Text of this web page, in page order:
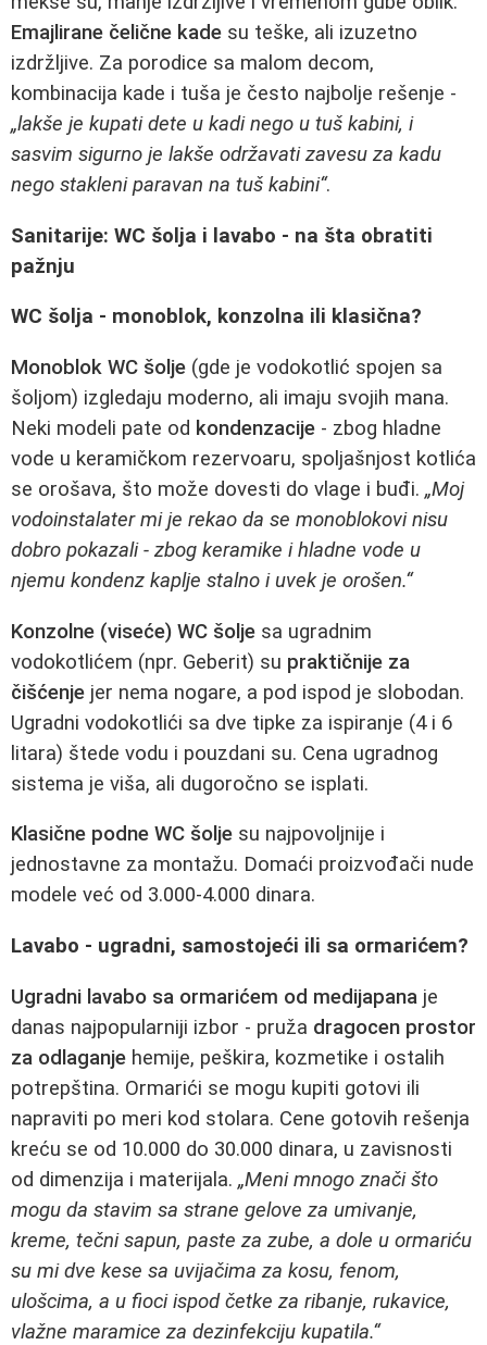
Emajlirane čelične kade su teške, ali izuzetno
izdržljive. Za porodice sa malom decom,
kombinacija kade i tuša je često najbolje rešenje -
„lakše je kupati dete u kadi nego u tuš kabini, i
sasvim sigurno je lakše održavati zavesu za kadu
nego stakleni paravan na tuš kabini“.
Sanitarije: WC šolja i lavabo - na šta obratiti
pažnju
WC šolja - monoblok, konzolna ili klasična?
Monoblok WC šolje (gde je vodokotlić spojen sa
šoljom) izgledaju moderno, ali imaju svojih mana.
Neki modeli pate od kondenzacije - zbog hladne
vode u keramičkom rezervoaru, spoljašnjost kotlića
se orošava, što može dovesti do vlage i buđi. „Moj
vodoinstalater mi je rekao da se monoblokovi nisu
dobro pokazali - zbog keramike i hladne vode u
njemu kondenz kaplje stalno i uvek je orošen.“
Konzolne (viseće) WC šolje sa ugradnim
vodokotlićem (npr. Geberit) su praktičnije za
čišćenje jer nema nogare, a pod ispod je slobodan.
Ugradni vodokotlići sa dve tipke za ispiranje (4 i 6
litara) štede vodu i pouzdani su. Cena ugradnog
sistema je viša, ali dugoročno se isplati.
Klasične podne WC šolje su najpovoljnije i
jednostavne za montažu. Domaći proizvođači nude
modele već od 3.000-4.000 dinara.
Lavabo - ugradni, samostojeći ili sa ormarićem?
Ugradni lavabo sa ormarićem od medijapana je
danas najpopularniji izbor - pruža dragocen prostor
za odlaganje hemije, peškira, kozmetike i ostalih
potrepština. Ormarići se mogu kupiti gotovi ili
napraviti po meri kod stolara. Cene gotovih rešenja
kreću se od 10.000 do 30.000 dinara, u zavisnosti
od dimenzija i materijala. „Meni mnogo znači što
mogu da stavim sa strane gelove za umivanje,
kreme, tečni sapun, paste za zube, a dole u ormariću
su mi dve kese sa uvijačima za kosu, fenom,
ulošcima, a u fioci ispod četke za ribanje, rukavice,
vlažne maramice za dezinfekciju kupatila.“